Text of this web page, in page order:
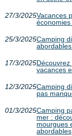
27/3/2025Vacances
25/3/2025Camping
17/3/2025
vacances
12/3/2025Camping
pas
01/3/2025Camping
mer :
mourgues
abordables